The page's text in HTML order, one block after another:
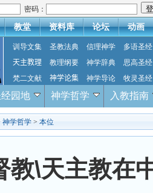
密码：
教堂 资料库 论坛 动画
训导文集 圣教法典 信理神学
多语圣经
天主教理
教理纲要 神学辞典
思高圣经
梵二文献
神学论集 神学导论 牧灵圣经
园地 神学哲学 入教指南
神学哲学 > 本位
教\天主教在